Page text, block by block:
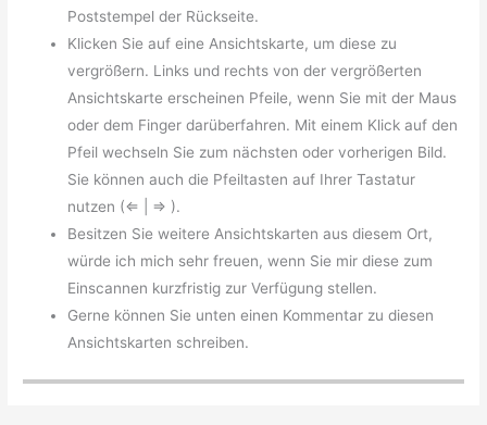
Poststempel der Rückseite.
Klicken Sie auf eine Ansichtskarte, um diese zu
vergrößern. Links und rechts von der vergrößerten
Ansichtskarte erscheinen Pfeile, wenn Sie mit der Maus
oder dem Finger darüberfahren. Mit einem Klick auf den
Pfeil wechseln Sie zum nächsten oder vorherigen Bild.
Sie können auch die Pfeiltasten auf Ihrer Tastatur
nutzen (⇐ | ⇒ ).
Besitzen Sie weitere Ansichtskarten aus diesem Ort,
würde ich mich sehr freuen, wenn Sie mir diese zum
Einscannen kurzfristig zur Verfügung stellen.
Gerne können Sie unten einen Kommentar zu diesen
Ansichtskarten schreiben.